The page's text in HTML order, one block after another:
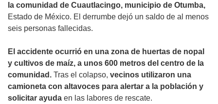
la comunidad de Cuautlacingo, municipio de Otumba,
Estado de México. El derrumbe dejó un saldo de al menos
seis personas fallecidas.
El accidente ocurrió en una zona de huertas de nopal
y cultivos de maíz, a unos 600 metros del centro de la
comunidad. Tras el colapso, vecinos utilizaron una
camioneta con altavoces para alertar a la población y
solicitar ayuda en las labores de rescate.